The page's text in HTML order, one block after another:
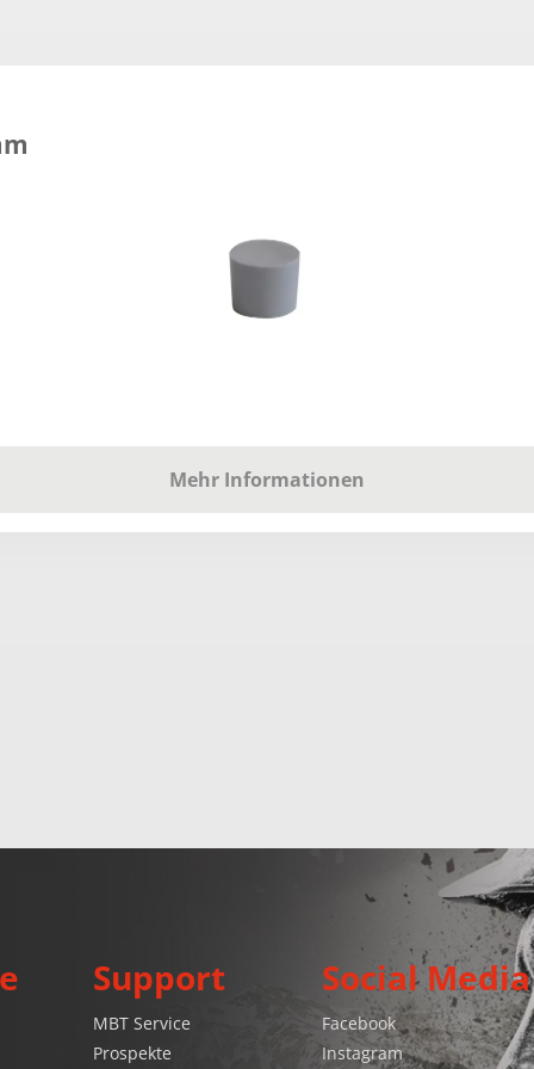
Mehr Informationen
Support
MBT Service
Prospekte
Social Media
Facebook
Instagram